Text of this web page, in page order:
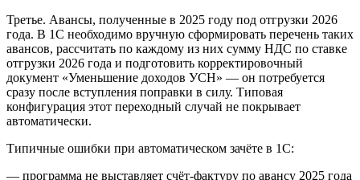
Третье. Авансы, полученные в 2025 году под отгрузки 2026
года. В 1С необходимо вручную сформировать перечень таких
авансов, рассчитать по каждому из них сумму НДС по ставке
отгрузки 2026 года и подготовить корректировочный
документ «Уменьшение доходов УСН» — он потребуется
сразу после вступления поправки в силу. Типовая
конфигурация этот переходный случай не покрывает
автоматически.
Типичные ошибки при автоматическом зачёте в 1С:
— программа не выставляет счёт-фактуру по авансу 2025 года